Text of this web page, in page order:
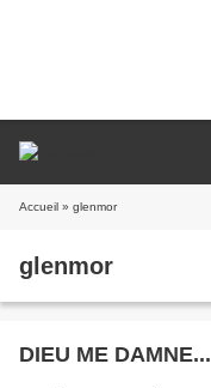
Accueil » glenmor
glenmor
DIEU ME DAMNE...